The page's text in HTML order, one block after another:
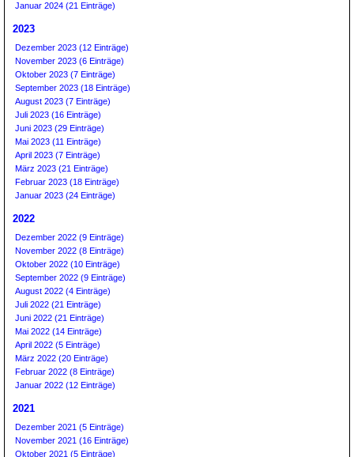
Januar 2024 (21 Einträge)
2023
Dezember 2023 (12 Einträge)
November 2023 (6 Einträge)
Oktober 2023 (7 Einträge)
September 2023 (18 Einträge)
August 2023 (7 Einträge)
Juli 2023 (16 Einträge)
Juni 2023 (29 Einträge)
Mai 2023 (11 Einträge)
April 2023 (7 Einträge)
März 2023 (21 Einträge)
Februar 2023 (18 Einträge)
Januar 2023 (24 Einträge)
2022
Dezember 2022 (9 Einträge)
November 2022 (8 Einträge)
Oktober 2022 (10 Einträge)
September 2022 (9 Einträge)
August 2022 (4 Einträge)
Juli 2022 (21 Einträge)
Juni 2022 (21 Einträge)
Mai 2022 (14 Einträge)
April 2022 (5 Einträge)
März 2022 (20 Einträge)
Februar 2022 (8 Einträge)
Januar 2022 (12 Einträge)
2021
Dezember 2021 (5 Einträge)
November 2021 (16 Einträge)
Oktober 2021 (5 Einträge)